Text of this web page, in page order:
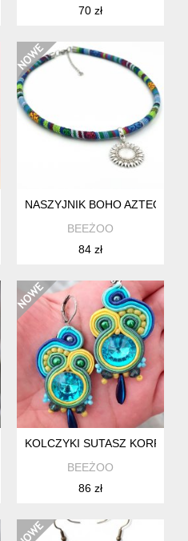
70 zł
SUNNY Z PEREŁKĄ
NASZYJNIK BOHO AZTEQ
BEEŻOO
84 zł
KOLCZYKI SUTASZ KORFU
BEEŻOO
86 zł